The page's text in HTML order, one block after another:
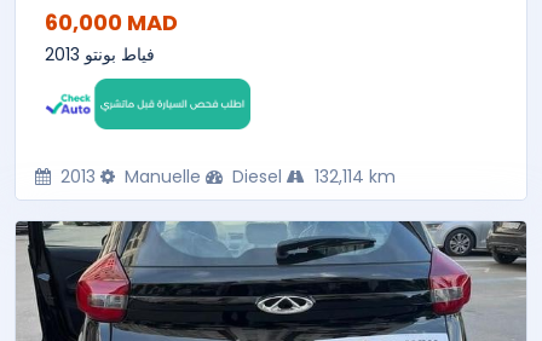
60,000 MAD
فياط بونتو 2013
2013 Manuelle Diesel 132,114 km